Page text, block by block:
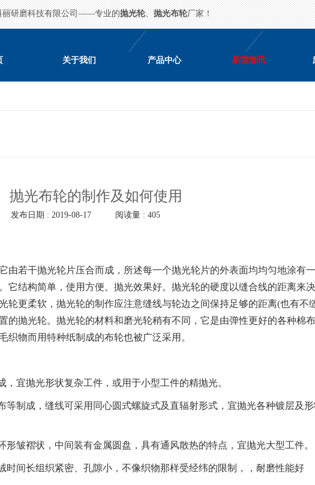
丽研磨科技有限公司——专业的抛光轮、抛光布轮厂家！
关于我们 产品中心 新闻资讯
抛光布轮的制作及如何使用
发布日期 : 2019-08-17 阅读量 : 405
若干抛光轮片压合而成，所述每一个抛光轮片的外表面均均匀地涂有
它结构简单，使用方便。抛光效果好。抛光轮的硬度以缝合线的距离来
轮更柔软，抛光轮的制作应注意缝线与轮边之间保持足够的距离(也有不
的抛光轮。抛光轮的材料和磨光轮稍有不同，它是由弹性更好的各种棉布
织物而用特种纸制成的布轮也被广泛采用。
宜抛光形状复杂工件，或用于小型工件的精抛光。
制成，缝线可采用同心圆式螺旋式及直辐射形式，宜抛光各种镀层及形
皱褶状，中间装有金属圆盘，具有通风散热的特点，宜抛光大型工件。
间长组织紧密、孔隙小，不像织物那样受经纬的限制，，耐磨性能好
机器人大布轮